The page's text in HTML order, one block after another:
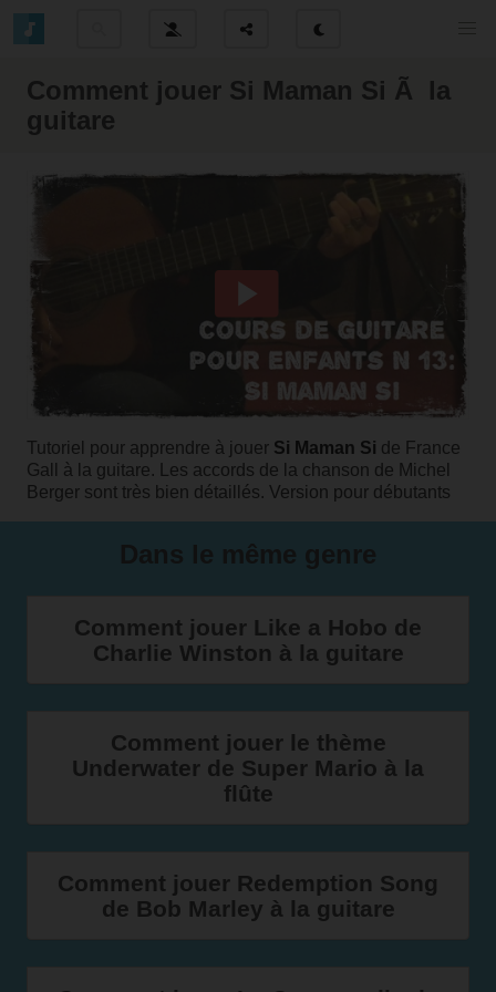
Comment jouer Si Maman Si Ã la
guitare
Tutoriel pour apprendre à jouer Si Maman Si de France
Gall à la guitare. Les accords de la chanson de Michel
Berger sont très bien détaillés. Version pour débutants
Comment jouer Like a Hobo de
Charlie Winston à la guitare
Comment jouer le thème
Underwater de Super Mario à la
flûte
Comment jouer Redemption Song
de Bob Marley à la guitare